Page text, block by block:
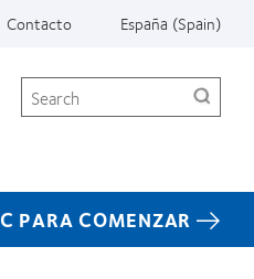
Contacto España (Spain)
Search
PARA COMENZAR